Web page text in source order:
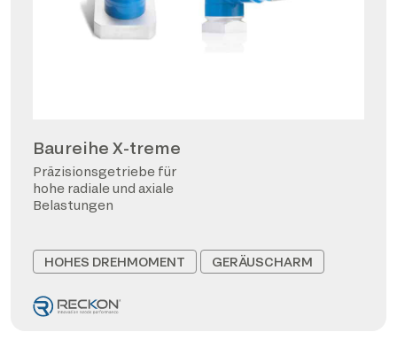
Baureihe X-treme
Präzisionsgetriebe für
hohe radiale und axiale
Belastungen
HOHES DREHMOMENT GERÄUSCHARM